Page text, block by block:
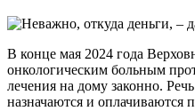
В конце мая 2024 года
онкологическим больным
лечения на дому законно.
назначаются и